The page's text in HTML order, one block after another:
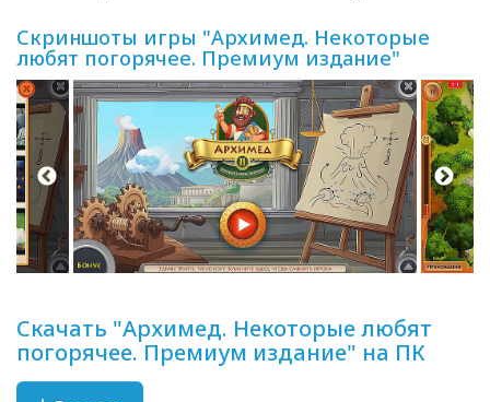
Скриншоты игры "Архимед. Некоторые
любят погорячее. Премиум издание"
Скачать "Архимед. Некоторые любят
погорячее. Премиум издание" на ПК